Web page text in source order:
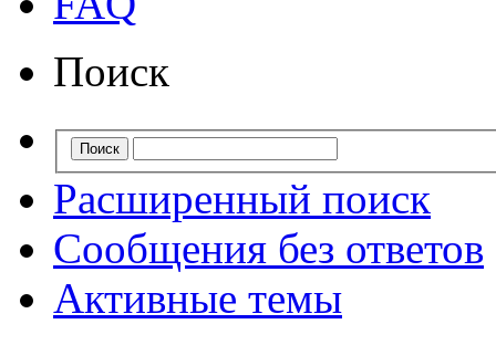
Поиск
Расширенный поиск
Сообщения без ответов
Активные темы